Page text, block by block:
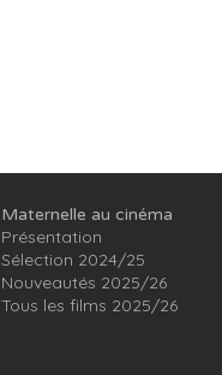
Maternelle au cinéma
Présentation
Sélection 2024/25
Nouveautés 2025/26
Tous les films 2025/26